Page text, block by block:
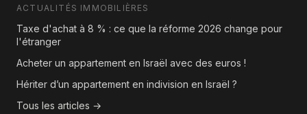
ACTUALITÉS IMMOBILIÈRES
Taxe d'achat à 8 % : ce que la réforme 2026 change pour
l'étranger
Acheter un appartement en Israël avec des euros !
Hériter d’un appartement en indivision en Israël ?
Tous les articles →